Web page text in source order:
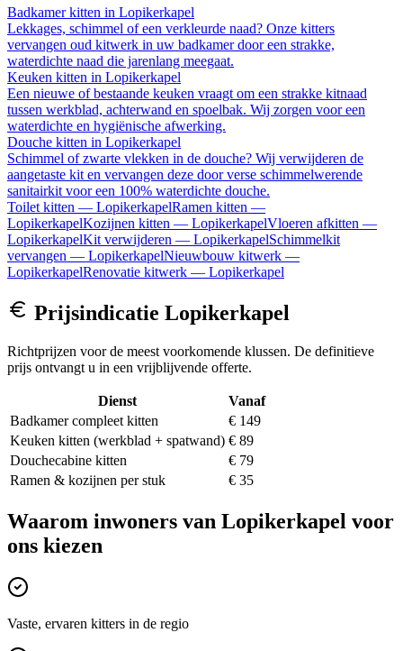
Badkamer kitten in Lopikerkapel
Lekkages, schimmel of een verkleurde naad? Onze kitters
vervangen oud kitwerk in uw badkamer door een strakke,
waterdichte naad die jarenlang meegaat.
Keuken kitten in Lopikerkapel
Een nieuwe of bestaande keuken vraagt om een strakke kitnaad
tussen werkblad, achterwand en spoelbak. Wij zorgen voor een
waterdichte en hygiënische afwerking.
Douche kitten in Lopikerkapel
Schimmel of zwarte vlekken in de douche? Wij verwijderen de
aangetaste kit en vervangen deze door verse schimmelwerende
sanitairkit voor een 100% waterdichte douche.
Toilet kitten — LopikerkapelRamen kitten —
LopikerkapelKozijnen kitten — LopikerkapelVloeren afkitten —
LopikerkapelKit verwijderen — LopikerkapelSchimmelkit
vervangen — LopikerkapelNieuwbouw kitwerk —
LopikerkapelRenovatie kitwerk — Lopikerkapel
Prijsindicatie Lopikerkapel
Richtprijzen voor de meest voorkomende klussen. De definitieve
prijs ontvangt u in een vrijblijvende offerte.
Dienst
Vanaf
Badkamer compleet kitten
€ 149
Keuken kitten (werkblad + spatwand) € 89
Douchecabine kitten
€ 79
Ramen & kozijnen per stuk
€ 35
Waarom inwoners van Lopikerkapel voor
ons kiezen
Vaste, ervaren kitters in de regio